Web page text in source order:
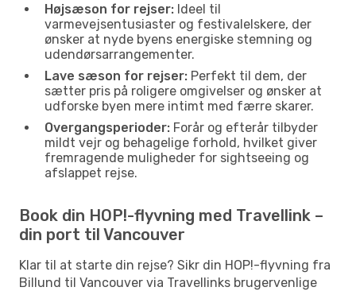
Højsæson for rejser: Ideel til
varmevejsentusiaster og festivalelskere, der
ønsker at nyde byens energiske stemning og
udendørsarrangementer.
Lave sæson for rejser: Perfekt til dem, der
sætter pris på roligere omgivelser og ønsker at
udforske byen mere intimt med færre skarer.
Overgangsperioder: Forår og efterår tilbyder
mildt vejr og behagelige forhold, hvilket giver
fremragende muligheder for sightseeing og
afslappet rejse.
Book din HOP!-flyvning med Travellink –
din port til Vancouver
Klar til at starte din rejse? Sikr din HOP!-flyvning fra
Billund til Vancouver via Travellinks brugervenlige